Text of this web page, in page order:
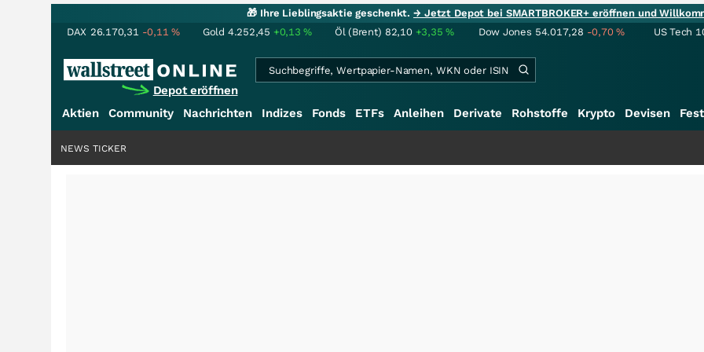
🎁 Ihre Lieblingsaktie geschenkt.→ Jetzt Depot bei SMARTBROKER+ eröffnen und
DAX 26.170,31 -0,11% Gold 4.252,45 +0,13% Öl (Brent) 82,10 +3,35% Dow Jones 54.017,28 -0,70% US Tech
Depot eröffnen
Aktien
Community Nachrichten Indizes Fonds ETFs Anleihen Derivate Rohstoffe Krypto Devisen
NEWS TICKER